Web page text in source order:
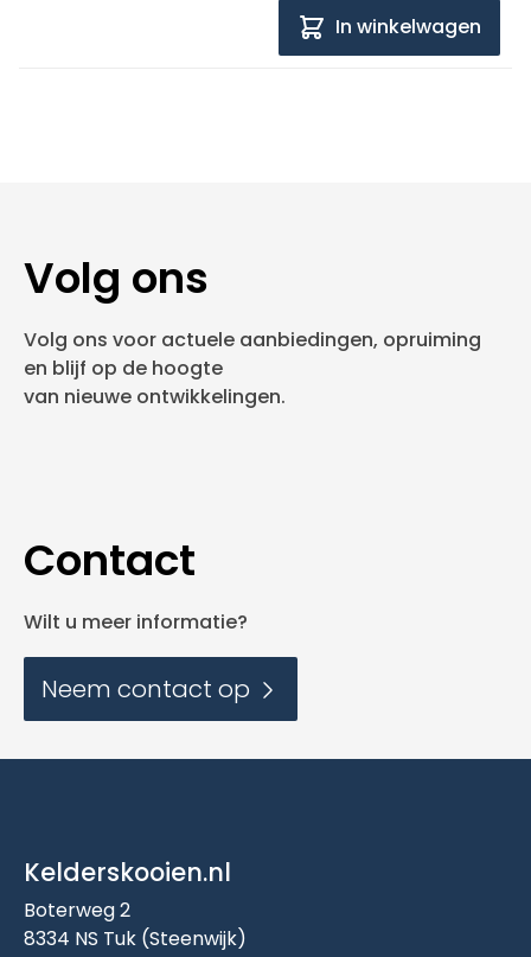
In winkelwagen
Volg ons
Volg ons voor actuele aanbiedingen, opruiming
en blijf op de hoogte
van nieuwe ontwikkelingen.
Contact
Wilt u meer informatie?
Neem contact op
Kelderskooien.nl
Boterweg 2
8334 NS Tuk (Steenwijk)